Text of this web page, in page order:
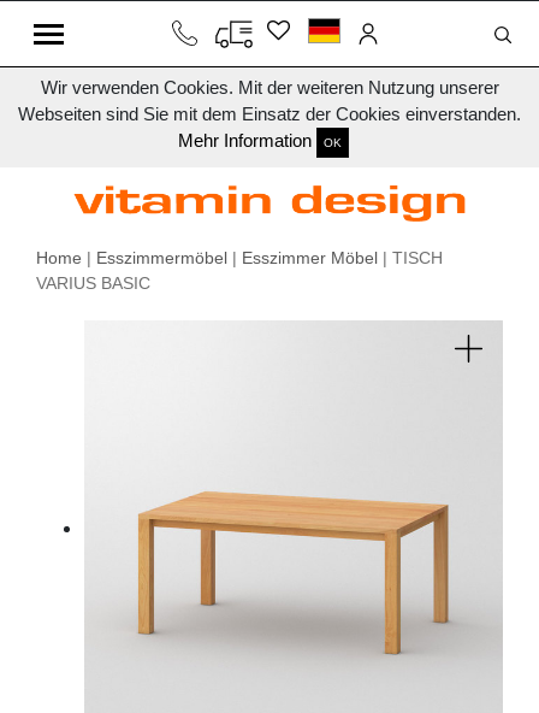
Wir verwenden Cookies. Mit der weiteren Nutzung unserer
Webseiten sind Sie mit dem Einsatz der Cookies einverstanden.
Mehr Information
OK
Home | Esszimmermöbel | Esszimmer Möbel | TISCH
VARIUS BASIC